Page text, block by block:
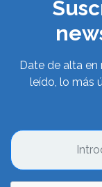
Date de alta
leído, lo más